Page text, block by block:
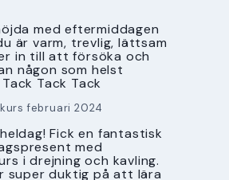
med eftermiddagen
är varm, trevlig, lättsam
in till att försöka och
någon som helst
Tack Tack
februari 2024
Fick en fantastisk
med
i drejning och kavling.
super duktig på att lära